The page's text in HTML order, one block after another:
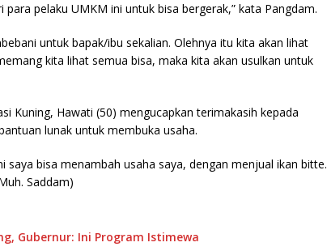
pelaku UMKM ini untuk bisa bergerak,” kata Pangdam.
untuk bapak/ibu sekalian. Olehnya itu kita akan lihat
kita lihat semua bisa, maka kita akan usulkan untuk
Kuning, Hawati (50) mengucapkan terimakasih kepada
lunak untuk membuka usaha.
saya bisa menambah usaha saya, dengan menjual ikan bitte.
Saddam)
Gubernur: Ini Program Istimewa